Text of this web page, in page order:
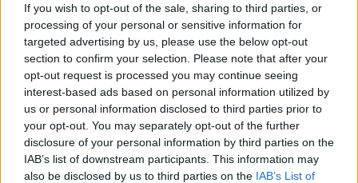
If you wish to opt-out of the sale, sharing to third parties, or
processing of your personal or sensitive information for
targeted advertising by us, please use the below opt-out
section to confirm your selection. Please note that after your
opt-out request is processed you may continue seeing
interest-based ads based on personal information utilized by
us or personal information disclosed to third parties prior to
your opt-out. You may separately opt-out of the further
disclosure of your personal information by third parties on the
IAB’s list of downstream participants. This information may
also be disclosed by us to third parties on the IAB’s List of
Az ötvenéves férfit tavaly májusban vették
őrizetbe, egy hónappal azután, hogy
lemondásra szólította fel Nguyen Phu Trong
pártfőtitkárt és Nguyen Tan Dung
kormányfőt. Azzal vádolta őket, hogy
felelősek az országban kialakult politikai
káoszért, az egyre mélyülő gazdasági
válságért, valamint azért, mert nem tudtak
szembeszállni a növekvő korrupcióval.